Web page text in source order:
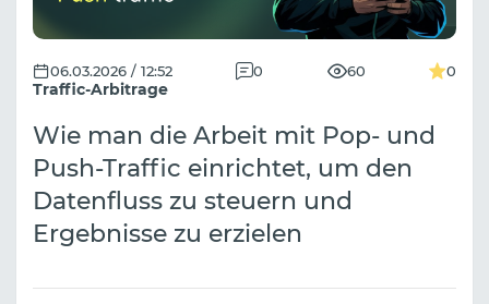
Traffic-Arbitrage
06.03.2026 / 12:52 0 60 0
Wie man die Arbeit mit Pop- und
Push-Traffic einrichtet, um den
Datenfluss zu steuern und
Ergebnisse zu erzielen